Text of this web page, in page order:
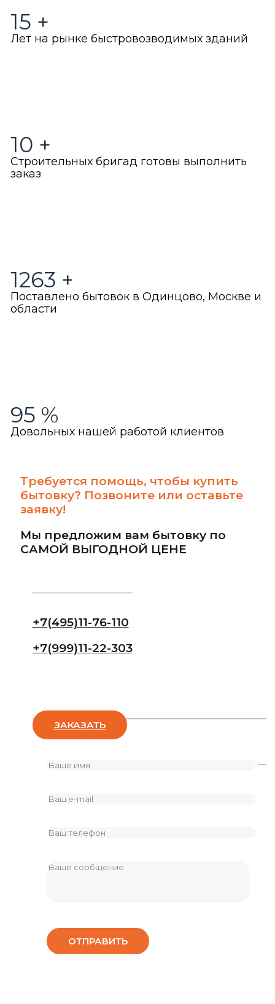
15 +
Лет на рынке быстровозводимых зданий
10 +
Строительных бригад готовы выполнить
заказ
1263 +
Поставлено бытовок в Одинцово, Москве и
области
95 %
Довольных нашей работой клиентов
Требуется помощь, чтобы купить
бытовку? Позвоните или оставьте
заявку!
Мы предложим вам бытовку по
САМОЙ ВЫГОДНОЙ ЦЕНЕ
+7(495)11-76-110
+7(999)11-22-303
ЗАКАЗАТЬ